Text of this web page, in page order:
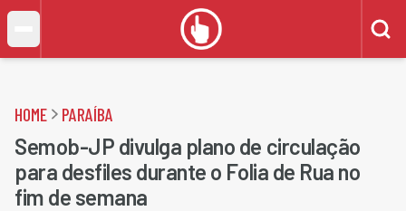
HOME PARAÍBA
Semob-JP divulga plano de circulação
para desfiles durante o Folia de Rua no
fim de semana